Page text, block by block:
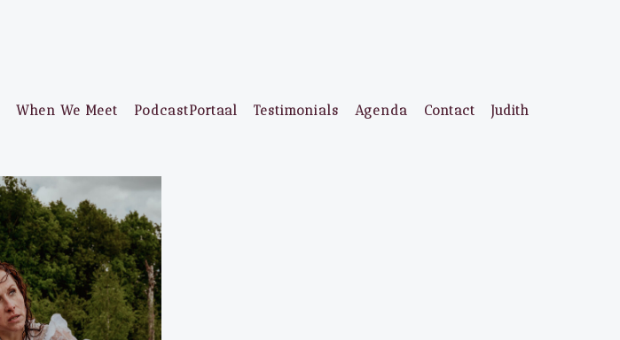
When We Meet PodcastPortaal Testimonials Agenda Contact Judith